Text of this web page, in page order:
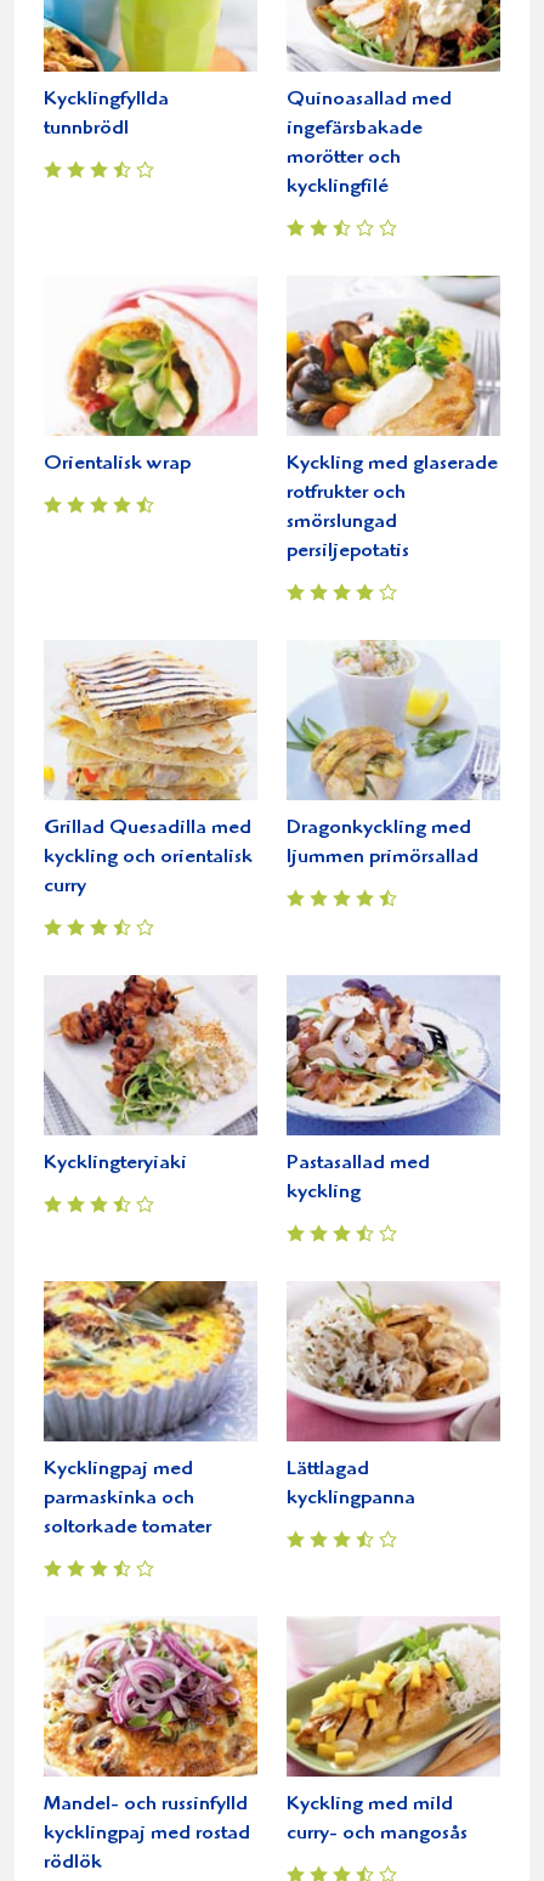
Kycklingfyllda
tunnbrödl
Quinoasallad med
ingefärsbakade
morötter och
kycklingfilé
Orientalisk wrap
Kyckling med glaserade
rotfrukter och
smörslungad
persiljepotatis
Grillad Quesadilla med
kyckling och orientalisk
curry
Dragonkyckling med
ljummen primörsallad
Kycklingteryiaki
Pastasallad med
kyckling
Kycklingpaj med
parmaskinka och
soltorkade tomater
Lättlagad
kycklingpanna
Mandel- och russinfylld
kycklingpaj med rostad
rödlök
Kyckling med mild
curry- och mangosås